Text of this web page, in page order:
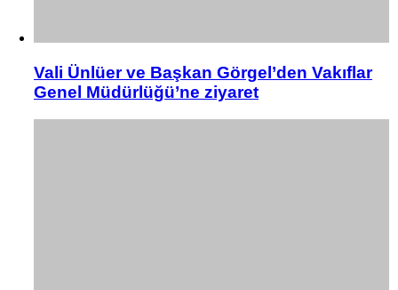
Vali Ünlüer ve Başkan Görgel’den Vakıflar
Genel Müdürlüğü’ne ziyaret